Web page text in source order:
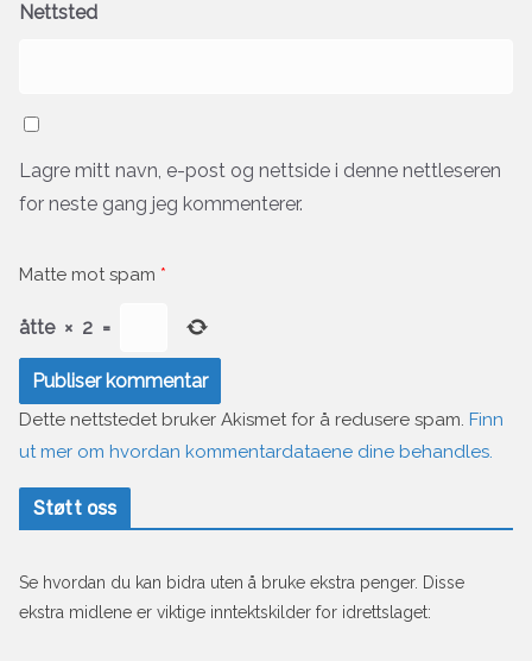
Nettsted
Lagre mitt navn, e-post og nettside i denne nettleseren
for neste gang jeg kommenterer.
Matte mot spam *
åtte × 2 =
Dette nettstedet bruker Akismet for å redusere spam. Finn
ut mer om hvordan kommentardataene dine behandles.
Støtt oss
Se hvordan du kan bidra uten å bruke ekstra penger. Disse
ekstra midlene er viktige inntektskilder for idrettslaget: